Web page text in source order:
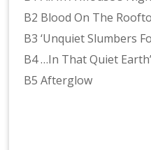
B2 Blood On The
B3 ‘Unquiet Slumbers
B4 …In That Quiet Earth’
B5 Afterglow